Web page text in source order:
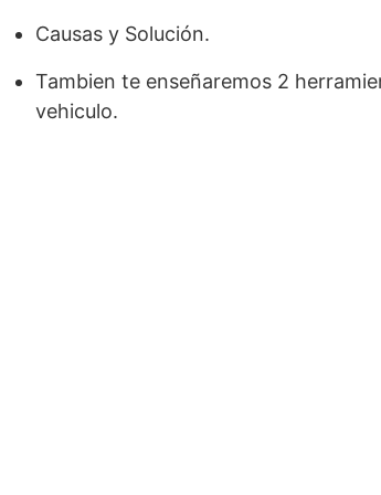
Causas y Solución.
Tambien te enseñaremos 2
vehiculo.